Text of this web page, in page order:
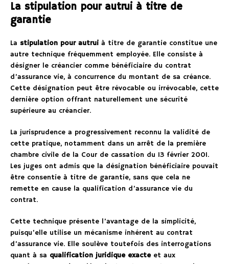
La stipulation pour autrui à titre de
garantie
La stipulation pour autrui à titre de garantie constitue une
autre technique fréquemment employée. Elle consiste à
désigner le créancier comme bénéficiaire du contrat
d’assurance vie, à concurrence du montant de sa créance.
Cette désignation peut être révocable ou irrévocable, cette
dernière option offrant naturellement une sécurité
supérieure au créancier.
La jurisprudence a progressivement reconnu la validité de
cette pratique, notamment dans un arrêt de la première
chambre civile de la Cour de cassation du 13 février 2001.
Les juges ont admis que la désignation bénéficiaire pouvait
être consentie à titre de garantie, sans que cela ne
remette en cause la qualification d’assurance vie du
contrat.
Cette technique présente l’avantage de la simplicité,
puisqu’elle utilise un mécanisme inhérent au contrat
d’assurance vie. Elle soulève toutefois des interrogations
quant à sa qualification juridique exacteet aux